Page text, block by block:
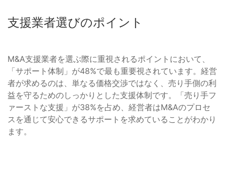
支援業者選びのポイント
M&A支援業者を選ぶ際に重視されるポイントにおいて、
「サポート体制」が48%で最も重要視されています。経営
者が求めるのは、単なる価格交渉ではなく、売り手側の利
益を守るためのしっかりとした支援体制です。「売り手フ
ァーストな支援」が38%を占め、経営者はM&Aのプロセ
スを通じて安心できるサポートを求めていることがわかり
ます。